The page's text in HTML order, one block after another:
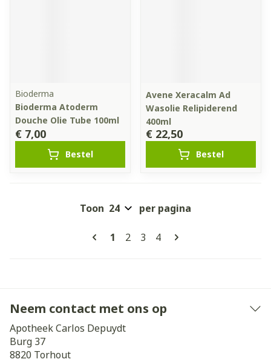
Bioderma
Bioderma Atoderm
Douche Olie Tube 100ml
€ 7,00
Bestel
Avene Xeracalm Ad
Wasolie Relipiderend
400ml
€ 22,50
Bestel
Pagina's
U lees momenteel pagina
1 Pagina
2 Pagina
3 Pagina
4
Toon per pagina
Neem contact met ons op
Apotheek Carlos Depuydt
Burg 37
8820 Torhout